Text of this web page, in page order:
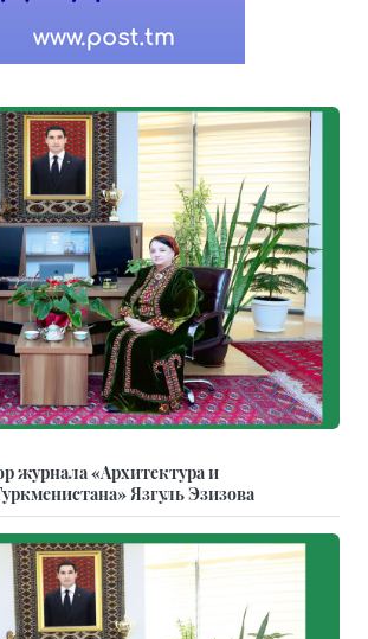
журнала «Архитектура и
Язгуль Эзизова